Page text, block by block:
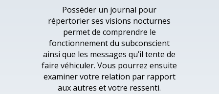
Posséder un journal pour
répertorier ses visions nocturnes
permet de comprendre le
fonctionnement du subconscient
ainsi que les messages qu’il tente de
faire véhiculer. Vous pourrez ensuite
examiner votre relation par rapport
aux autres et votre ressenti.